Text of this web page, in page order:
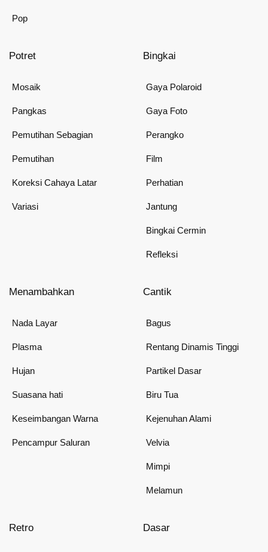
Pop
Potret
Mosaik
Pangkas
Pemutihan Sebagian
Pemutihan
Koreksi Cahaya Latar
Variasi
Bingkai
Gaya Polaroid
Gaya Foto
Perangko
Film
Perhatian
Jantung
Bingkai Cermin
Refleksi
Menambahkan
Nada Layar
Plasma
Hujan
Suasana hati
Keseimbangan Warna
Pencampur Saluran
Cantik
Bagus
Rentang Dinamis Tinggi
Partikel Dasar
Biru Tua
Kejenuhan Alami
Velvia
Mimpi
Melamun
Retro Dasar